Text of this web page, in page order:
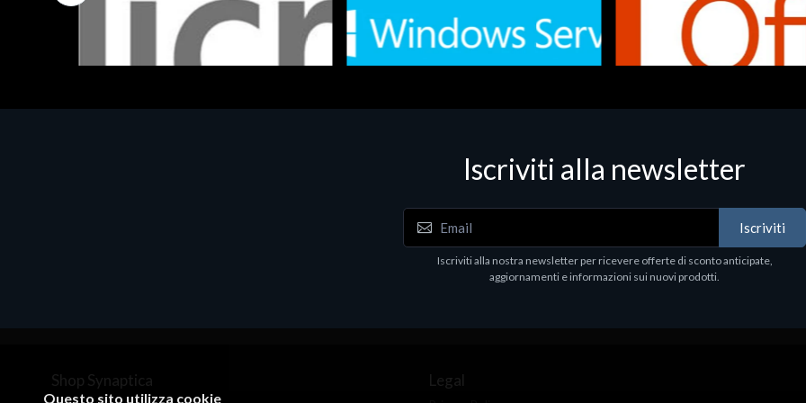
Software - Office Productivity Software - Office Productivity
Iscriviti alla newsletter
Iscriviti
Iscriviti alla nostra newsletter per ricevere offerte di sconto anticipate,
aggiornamenti e informazioni sui nuovi prodotti.
Shop Synaptica Legal
Questo sito utilizza cookie